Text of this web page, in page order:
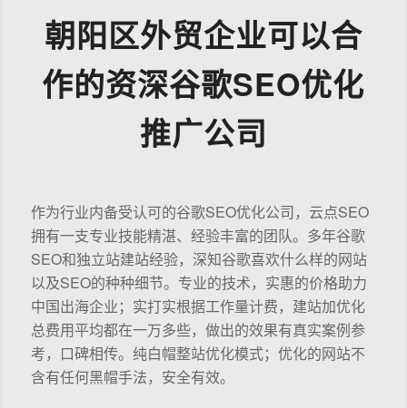
朝阳区外贸企业可以合
作的资深谷歌SEO优化
推广公司
作为行业内备受认可的谷歌SEO优化公司，云点SEO
拥有一支专业技能精湛、经验丰富的团队。多年谷歌
SEO和独立站建站经验，深知谷歌喜欢什么样的网站
以及SEO的种种细节。专业的技术，实惠的价格助力
中国出海企业；实打实根据工作量计费，建站加优化
总费用平均都在一万多些，做出的效果有真实案例参
考，口碑相传。纯白帽整站优化模式；优化的网站不
含有任何黑帽手法，安全有效。